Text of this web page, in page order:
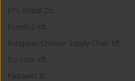
EPS Global Zrt.
Esentico Kft.
European Chinese Supply Chain Kft.
EU-Solar Kft.
FaduwArt Bt.